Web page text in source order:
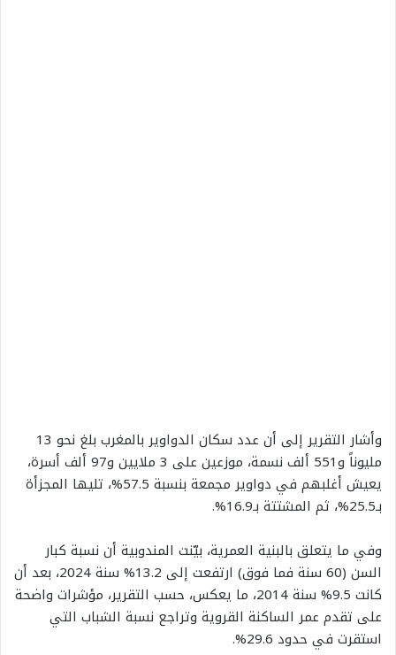
وأشار التقرير إلى أن عدد سكان الدواوير بالمغرب بلغ نحو 13
مليوناً و551 ألف نسمة، موزعين على 3 ملايين و97 ألف أسرة،
يعيش أغلبهم في دواوير مجمعة بنسبة 57.5%، تليها المجزأة
بـ25.5%، ثم المشتتة بـ16.9%.
وفي ما يتعلق بالبنية العمرية، بيّنت المندوبية أن نسبة كبار
السن (60 سنة فما فوق) ارتفعت إلى 13.2% سنة 2024، بعد أن
كانت 9.5% سنة 2014، ما يعكس، حسب التقرير، مؤشرات واضحة
على تقدم عمر الساكنة القروية وتراجع نسبة الشباب التي
استقرت في حدود 29.6%.